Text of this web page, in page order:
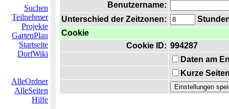
Suchen
Teilnehmer
Projekte
GartenPlan
Startseite
DorfWiki
AlleOrdner
AlleSeiten
Hilfe
Benutzername:
Unterschied der Zeitzonen:
Cookie
Cookie ID: 994287
Daten am
Kurze